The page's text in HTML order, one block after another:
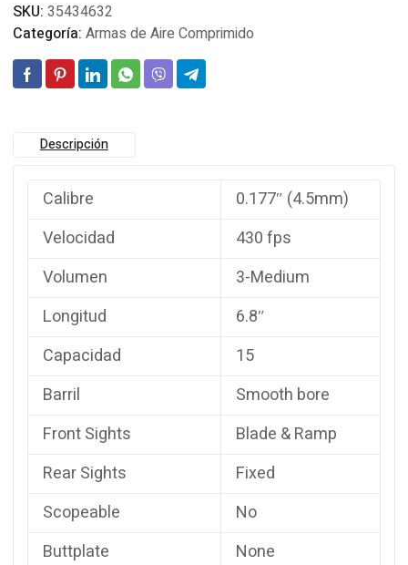
SKU: 35434632
Categoría: Armas de Aire Comprimido
Descripción
Calibre
0.177″ (4.5mm)
Velocidad
430 fps
Volumen
3-Medium
Longitud
6.8″
Capacidad
15
Barril
Smooth bore
Front Sights
Blade & Ramp
Rear Sights
Fixed
Scopeable
No
Buttplate
None